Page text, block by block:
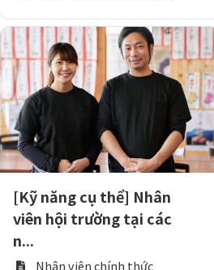
[Kỹ năng cụ thể] Nhân
viên hội trường tại các
n...
Nhân viên chính thức